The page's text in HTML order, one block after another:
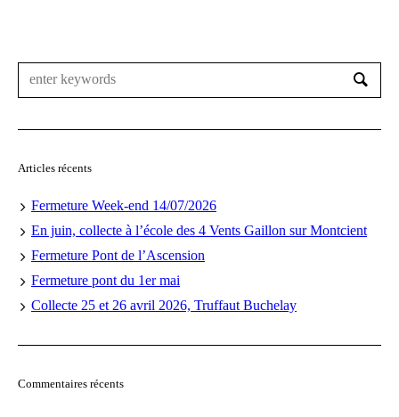
Articles récents
Fermeture Week-end 14/07/2026
En juin, collecte à l’école des 4 Vents Gaillon sur Montcient
Fermeture Pont de l’Ascension
Fermeture pont du 1er mai
Collecte 25 et 26 avril 2026, Truffaut Buchelay
Commentaires récents